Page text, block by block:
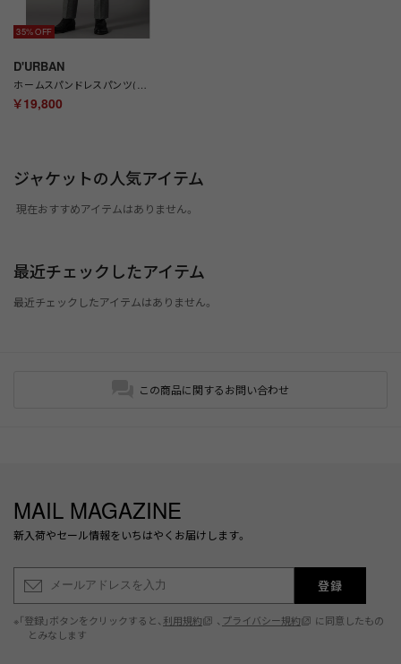
35%
D'URBAN
￥19,800
ジャケットの人気アイテム
現在おすすめアイテムはありません。
最近チェックしたアイテム
最近チェックしたアイテムはありません。
この商品に関するお問い合わせ
MAIL MAGAZINE
新入荷やセール情報をいちはやくお届けします。
登録
※「登録」ボタンをクリックすると、 利用規約 、 プライバシー規約
に同意したもの
とみなします